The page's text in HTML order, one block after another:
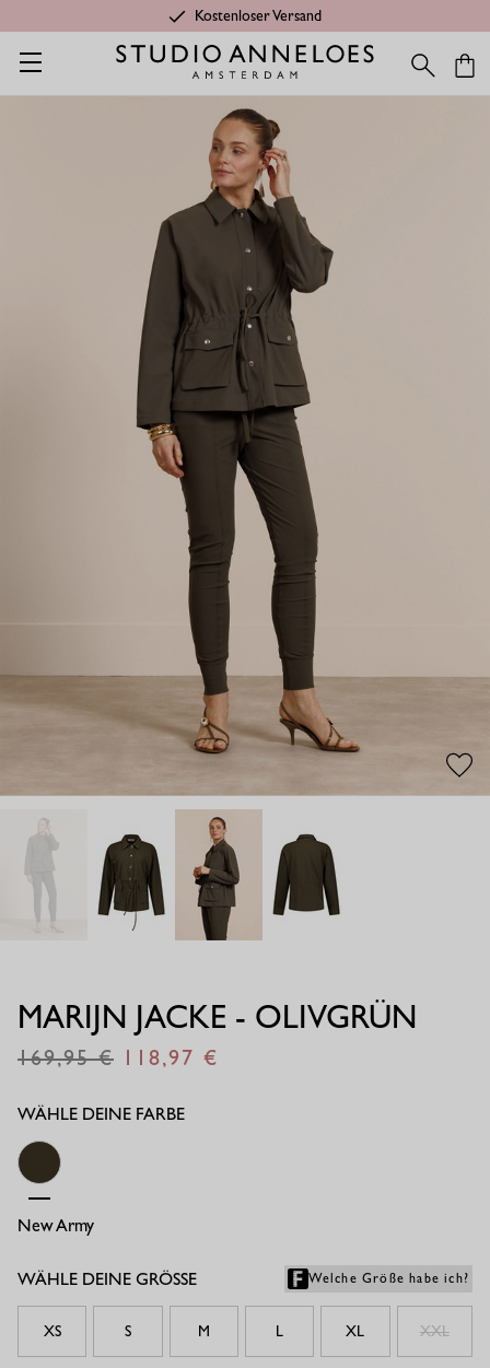
Kostenloser Versand
Startseite Shop Kategorien Letzte Chance Marijn jacke
MARIJN JACKE - OLIVGRÜN
169,95 118,97
WÄHLE DEINE FARBE
New Army
WÄHLE DEINE GRÖSSE Welche Größe habe ich?
XS S M L XL XXL